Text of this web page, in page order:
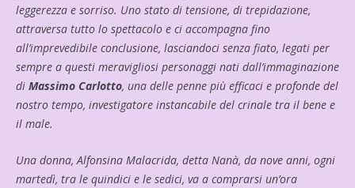
leggerezza e sorriso. Uno stato di tensione, di trepidazione,
attraversa tutto lo spettacolo e ci accompagna fino
all’imprevedibile conclusione, lasciandoci senza fiato, legati per
sempre a questi meravigliosi personaggi nati dall’immaginazione
di Massimo Carlotto, una delle penne più efficaci e profonde del
nostro tempo, investigatore instancabile del crinale tra il bene e
il male.
Una donna, Alfonsina Malacrida, detta Nanà, da nove anni, ogni
martedì, tra le quindici e le sedici, va a comprarsi un’ora